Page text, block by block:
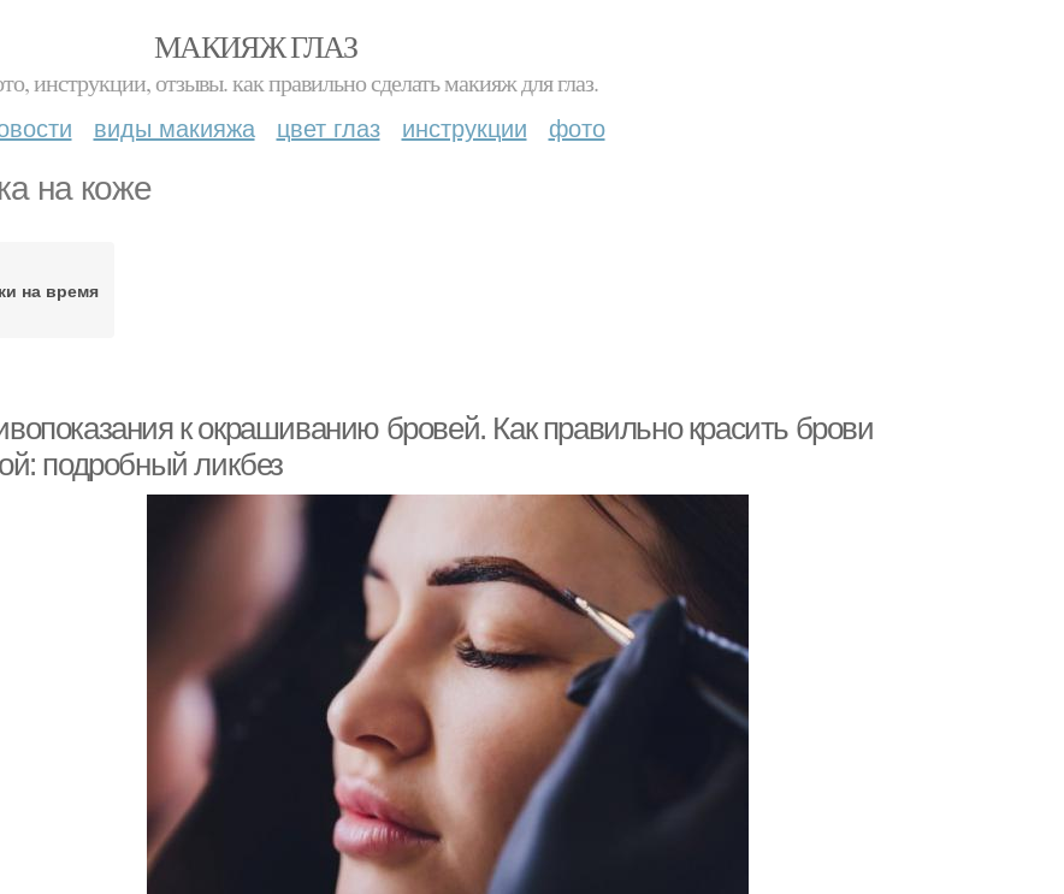
МАКИЯЖ ГЛАЗ
инструкции, отзывы. как правильно сделать макияж для глаз.
виды макияжа цвет глаз инструкции фото
на коже
на время
к окрашиванию бровей. Как правильно красить брови
подробный ликбез